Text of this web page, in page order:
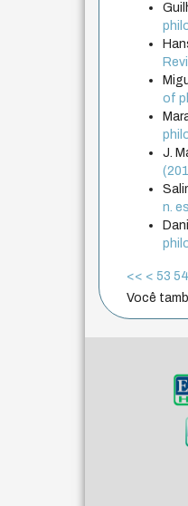
of
J.
n.
<< < 53 54
Você